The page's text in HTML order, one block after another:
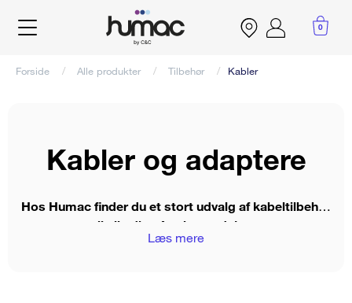
Account
menu
0
Forside Alle produkter Tilbehør Kabler
Kabler og adaptere
Hos Humac finder du et stort udvalg af kabeltilbehør
til alle dine Apple-produkter.
Læs mere